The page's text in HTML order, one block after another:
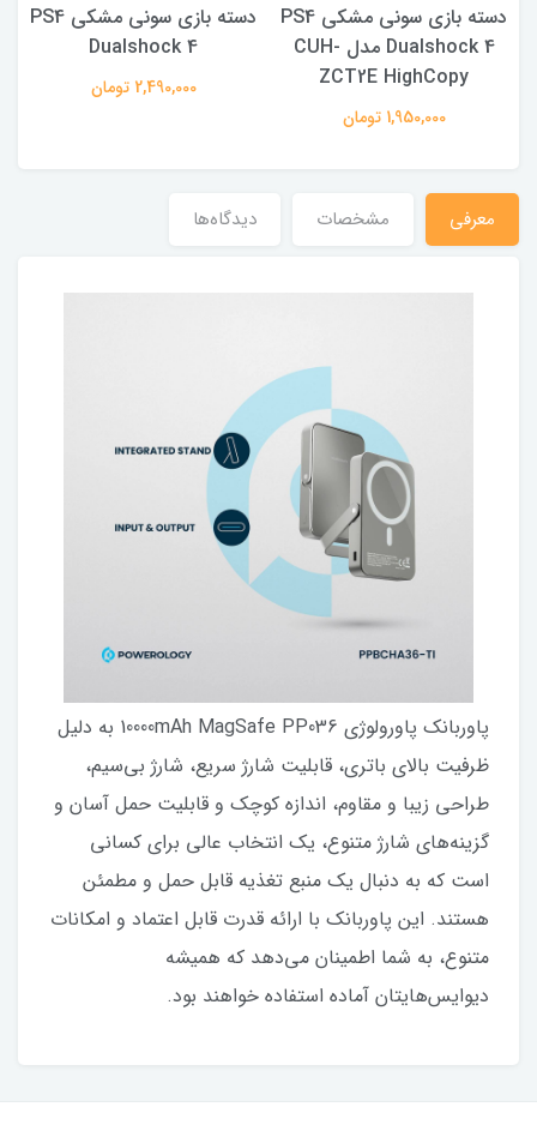
دسته بازی سونی مشکی PS4
Dualshock 4 مدل CUH-
ZCT2E HighCopy
1,950,000 تومان
دسته بازی سونی مشکی PS4
Dualshock 4
2,490,000 تومان
معرفی مشخصات دیدگاه‌ها
پاوربانک پاورولوژی 10000mAh MagSafe PP036 به دلیل
ظرفیت بالای باتری، قابلیت شارژ سریع، شارژ بی‌سیم،
طراحی زیبا و مقاوم، اندازه کوچک و قابلیت حمل آسان و
گزینه‌های شارژ متنوع، یک انتخاب عالی برای کسانی
است که به دنبال یک منبع تغذیه قابل حمل و مطمئن
هستند. این پاوربانک با ارائه قدرت قابل اعتماد و امکانات
متنوع، به شما اطمینان می‌دهد که همیشه
دیوایس‌هایتان آماده استفاده خواهند بود.